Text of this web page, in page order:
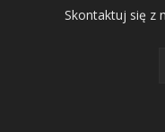
Skontaktuj się z